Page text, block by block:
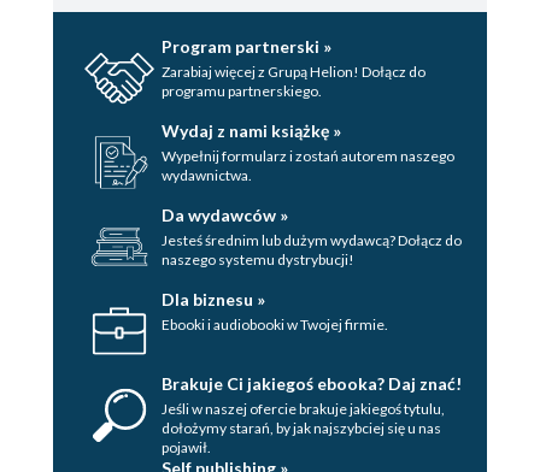
Program partnerski »
Zarabiaj więcej z Grupą Helion! Dołącz do
programu partnerskiego.
Wydaj z nami książkę »
Wypełnij formularz i zostań autorem naszego
wydawnictwa.
Da wydawców »
Jesteś średnim lub dużym wydawcą? Dołącz do
naszego systemu dystrybucji!
Dla biznesu »
Ebooki i audiobooki w Twojej firmie.
Brakuje Ci jakiegoś ebooka? Daj znać!
Jeśli w naszej ofercie brakuje jakiegoś tytulu,
dołożymy starań, by jak najszybciej się u nas
pojawił.
Self publishing »